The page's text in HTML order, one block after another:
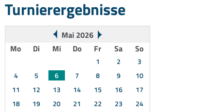
Turnierergebnisse
Mai 2026
Mo
Di Mi Do Fr Sa So
1 2
3
4
5 6 7 8 9
10
11
12 13 14 15 16
17
18
19 20 21 22 23
24